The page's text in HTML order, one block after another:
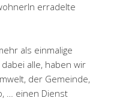
erradelte
als einmalige
alle, haben wir
der Gemeinde,
… einen Dienst